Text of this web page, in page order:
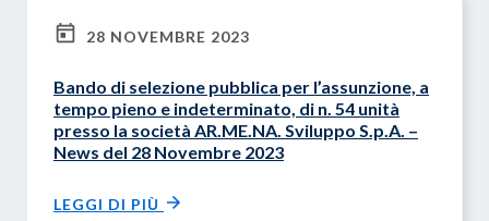
28 NOVEMBRE 2023
Bando di selezione pubblica per l’assunzione, a
tempo pieno e indeterminato, di n. 54 unità
presso la società AR.ME.NA. Sviluppo S.p.A. –
News del 28 Novembre 2023
LEGGI DI PIÙ